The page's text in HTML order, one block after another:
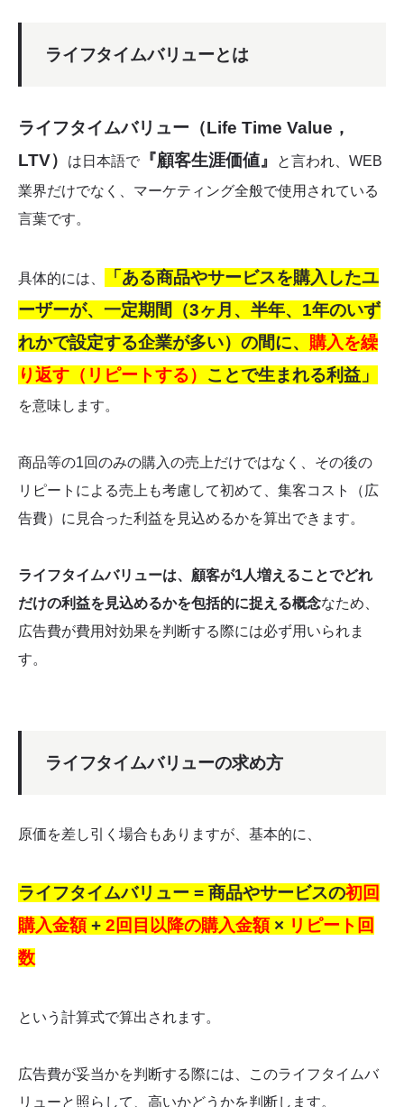
ライフタイムバリューとは
ライフタイムバリュー（Life Time Value，
LTV）
は日本語で 『顧客生涯価値』
と言われ、WEB
業界だけでなく、マーケティング全般で使用されている
言葉です。
具体的には、
「ある商品やサービスを購入したユ
ーザーが、一定期間（3ヶ月、半年、1年のいず
れかで設定する企業が多い）の間に、 購入を繰
り返す（リピートする） ことで生まれる利益」
を意味します。
商品等の1回のみの購入の売上だけではなく、その後の
リピートによる売上も考慮して初めて、集客コスト（広
告費）に見合った利益を見込めるかを算出できます。
ライフタイムバリューは、顧客が1人増えることでどれ
だけの利益を見込めるかを包括的に捉える概念なため、
広告費が費用対効果を判断する際には必ず用いられま
す。
ライフタイムバリューの求め方
原価を差し引く場合もありますが、基本的に、
ライフタイムバリュー = 商品やサービスの初回
購入金額+ 2回目以降の購入金額× リピート回
数
という計算式で算出されます。
広告費が妥当かを判断する際には、このライフタイムバ
リューと照らして、高いかどうかを判断します。